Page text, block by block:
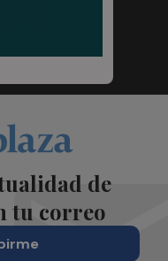
de
tu correo